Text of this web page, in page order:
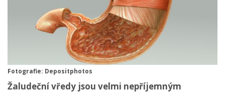
Fotografie: Depositphotos
Žaludeční vředy jsou velmi nepříjemným